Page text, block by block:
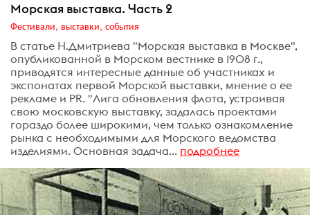
Морская выставка. Часть 2
Фестивали, выставки, события
В статье Н.Дмитриева "Морская выставка в Москве",
опубликованной в Морском вестнике в 1908 г.,
приводятся интересные данные об участниках и
экспонатах первой Морской выставки, мнение о ее
рекламе и PR. "Лига обновления флота, устраивая
свою московскую выставку, задалась проектами
гораздо более широкими, чем только ознакомление
рынка с необходимыми для Морского ведомства
изделиями. Основная задача... подробнее